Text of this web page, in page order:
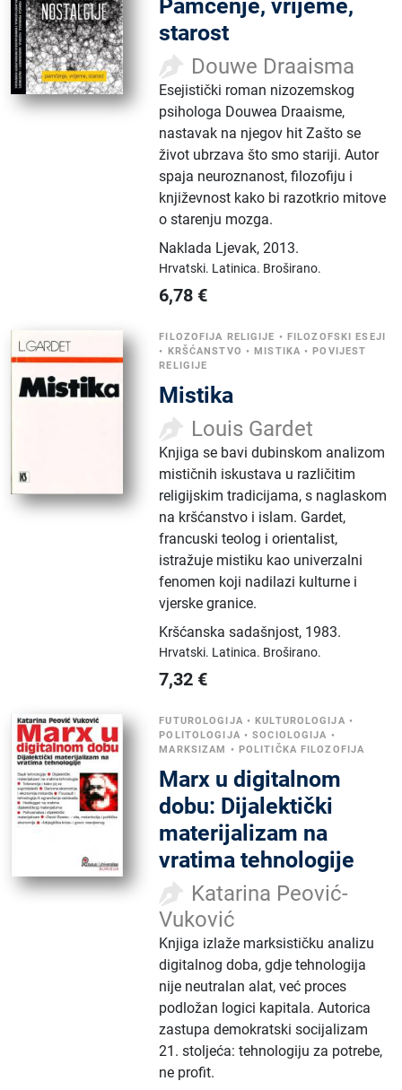
Pamćenje, vrijeme,
starost
Douwe Draaisma
Esejistički roman nizozemskog
psihologa Douwea Draaisme,
nastavak na njegov hit Zašto se
život ubrzava što smo stariji. Autor
spaja neuroznanost, filozofiju i
književnost kako bi razotkrio mitove
o starenju mozga.
Naklada Ljevak,2013.
Hrvatski. Latinica. Broširano.
6,78 €
FILOZOFIJA RELIGIJE • FILOZOFSKI ESEJI
• KRŠĆANSTVO •MISTIKA •POVIJEST
RELIGIJE
Mistika
Louis Gardet
Knjiga se bavi dubinskom analizom
mističnih iskustava u različitim
religijskim tradicijama, s naglaskom
na kršćanstvo i islam. Gardet,
francuski teolog i orientalist,
istražuje mistiku kao univerzalni
fenomen koji nadilazi kulturne i
vjerske granice.
Kršćanska sadašnjost, 1983.
Hrvatski. Latinica. Broširano.
7,32 €
FUTUROLOGIJA •KULTUROLOGIJA •
POLITOLOGIJA •SOCIOLOGIJA •
MARKSIZAM • POLITIČKA FILOZOFIJA
Marx u digitalnom
dobu: Dijalektički
materijalizam na
vratima tehnologije
Katarina Peović-
Vuković
Knjiga izlaže marksističku analizu
digitalnog doba, gdje tehnologija
nije neutralan alat, već proces
podložan logici kapitala. Autorica
zastupa demokratski socijalizam
21. stoljeća: tehnologiju za potrebe,
ne profit.